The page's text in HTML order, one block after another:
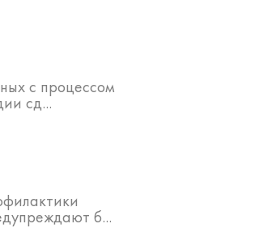
с процессом
сд...
б...